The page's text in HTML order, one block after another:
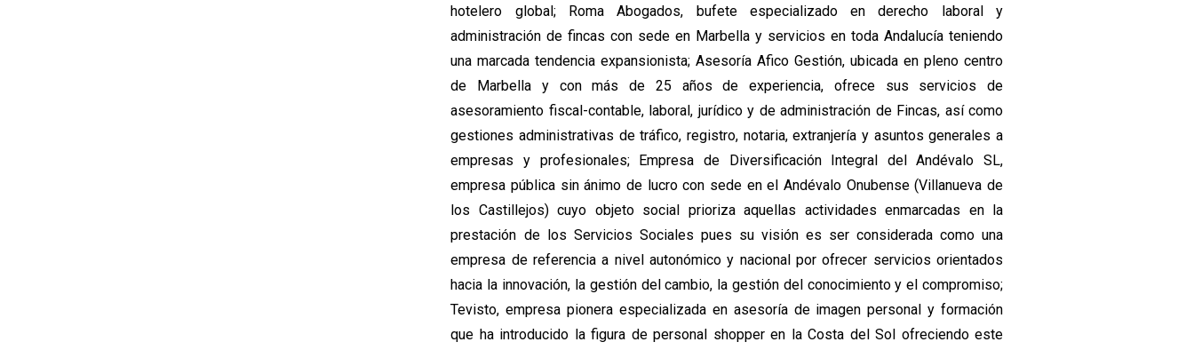
hotelero global; Roma Abogados, bufete especializado en derecho laboral y
administración de fincas con sede en Marbella y servicios en toda Andalucía teniendo
una marcada tendencia expansionista; Asesoría Afico Gestión, ubicada en pleno centro
de Marbella y con más de 25 años de experiencia, ofrece sus servicios de
asesoramiento fiscal-contable, laboral, jurídico y de administración de Fincas, así como
gestiones administrativas de tráfico, registro, notaria, extranjería y asuntos generales a
empresas y profesionales; Empresa de Diversificación Integral del Andévalo SL,
empresa pública sin ánimo de lucro con sede en el Andévalo Onubense (Villanueva de
los Castillejos) cuyo objeto social prioriza aquellas actividades enmarcadas en la
prestación de los Servicios Sociales pues su visión es ser considerada como una
empresa de referencia a nivel autonómico y nacional por ofrecer servicios orientados
hacia la innovación, la gestión del cambio, la gestión del conocimiento y el compromiso;
Tevisto, empresa pionera especializada en asesoría de imagen personal y formación
que ha introducido la figura de personal shopper en la Costa del Sol ofreciendo este